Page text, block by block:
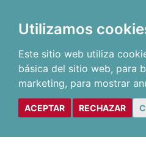
Utilizamos
Este sitio web utiliza
básica del sitio web, para
marketing, para mostrar
ACEPTAR RECHAZAR